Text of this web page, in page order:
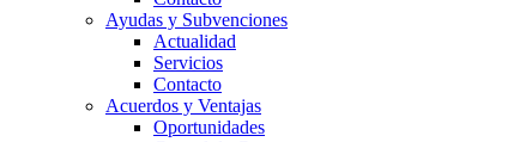
Ayudas y Subvenciones
Actualidad
Servicios
Contacto
Acuerdos y Ventajas
Oportunidades